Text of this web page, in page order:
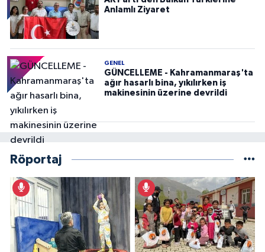
Anlamlı Ziyaret
GENEL
GÜNCELLEME - Kahramanmaraş'ta
ağır hasarlı bina, yıkılırken iş
makinesinin üzerine devrildi
Röportaj